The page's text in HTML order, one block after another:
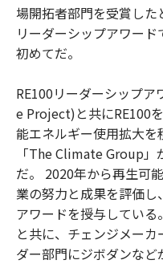
場開拓者部門を受賞した
リーダーシップアワー
初めてだ。
RE100リーダーシップ
e Project)と共にRE100
能エネルギー使用拡大
「The Climate Group
だ。 2020年から再生可
業の努力と成果を評価
アワードを授与してい
と共に、チェンジメー
ダー部門にジボダンなど